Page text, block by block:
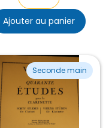
Ajouter au panier
Seconde main